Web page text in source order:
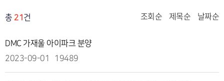
총 21건 조회순 제목순 날짜순
DMC 가재울 아이파크 분양
2023-09-01
19489